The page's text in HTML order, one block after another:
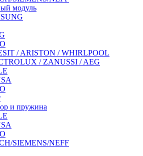
модуль
/ ARISTON / WHIRLPOOL
/ ZANUSSI / AEG
и пружина
SIEMENS/NEFF